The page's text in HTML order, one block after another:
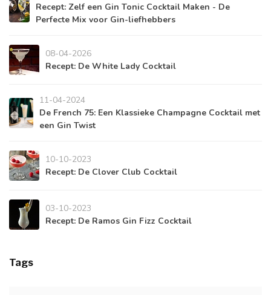
Recept: Zelf een Gin Tonic Cocktail Maken - De
Perfecte Mix voor Gin-liefhebbers
08-04-2026
Recept: De White Lady Cocktail
11-04-2024
De French 75: Een Klassieke Champagne Cocktail met
een Gin Twist
10-10-2023
Recept: De Clover Club Cocktail
03-10-2023
Recept: De Ramos Gin Fizz Cocktail
Tags